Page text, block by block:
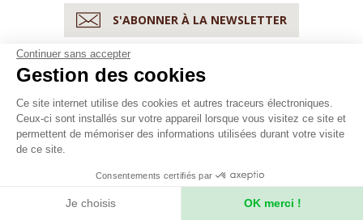
S'ABONNER À LA NEWSLETTER
Découvrez notre
Continuer sans accepter
Gestion des cookies
Ce site internet utilise des cookies et autres traceurs électroniques.
Ceux-ci sont installés sur votre appareil lorsque vous visitez ce site et
permettent de mémoriser des informations utilisées durant votre visite
de ce site.
Consentements certifiés par
Je choisis OK merci !